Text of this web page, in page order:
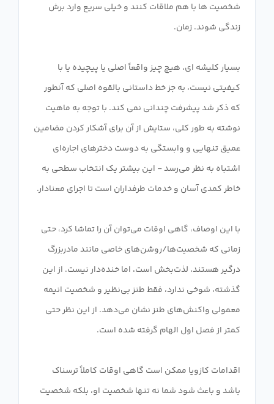
شخصیت ها با هم ملاقات کنند و خیلی سریع وارد برش
بسیار کلیشه ای، هیچ چیز واقعاً اصلی یا پیچیده یا با
کیفیتی نیست، به جز خط داستانی بالقوه اصلی که آنطور
که ذکر شد پیشرفت چندانی نمی کند. با توجه به ماهیت
نوشته به طور کلی، ستایش از آن برای آشکار کردن مضامین
عمیق تنهایی و وابستگی به دوست دخترهای اجاره‌ای
اشتباه به نظر می‌رسد - این بیشتر یک انتخاب سطحی به
با این اوصاف، گاهی اوقات می‌توان آن را تماشا کرد، حتی
زمانی که شخصیت‌ها/روشن‌های خاصی مانند مادربزرگ
درگیر هستند، لذت‌بخش است، اما خنده‌دار نیست. از این
گذشته، شوخی ندارد، فقط طنز بی‌نظیر و شخصیت انیمه
معمولی واکنش‌های طنز نشان می‌دهد. از این نظر حتی
اقدامات کازویا ممکن است گاهی اوقات کاملاً ترسناک
باشد و باعث شود شما نه تنها شخصیت او، بلکه شخصیت